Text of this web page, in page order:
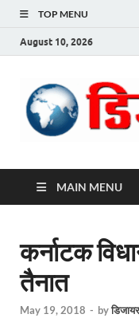
TOP MENU
August 10, 2026
MAIN MENU
कर्नाटक
तैनात
May 19, 2018 - by